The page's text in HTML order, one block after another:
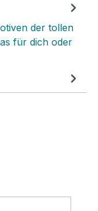
der tollen
für dich oder